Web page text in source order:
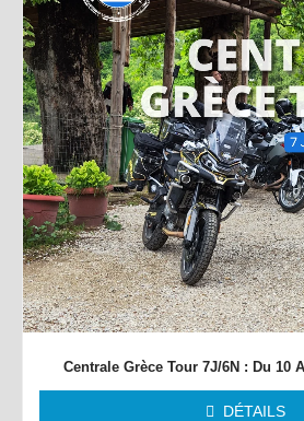
Centrale Grèce Tour 7J/6N : Du 10
DÉTAILS